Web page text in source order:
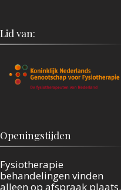
Lid van:
Openingstijden
Fysiotherapie
behandelingen vinden
alleen op afspraak plaats.